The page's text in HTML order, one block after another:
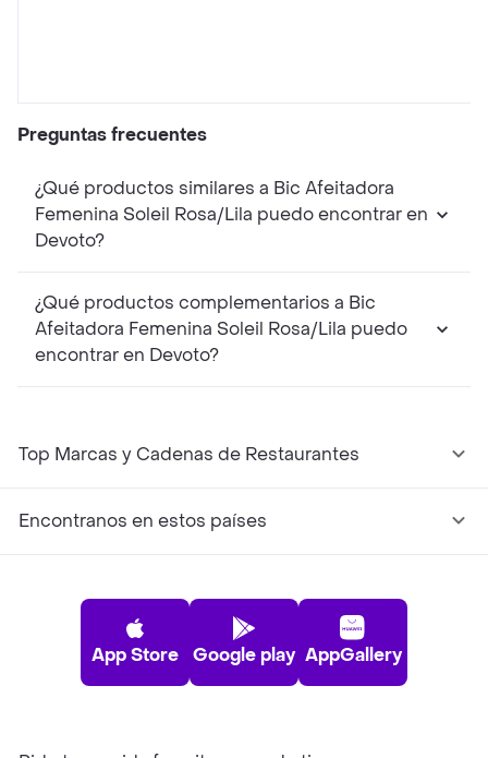
Preguntas frecuentes
¿Qué productos similares a Bic Afeitadora
Femenina Soleil Rosa/Lila puedo encontrar en
Devoto?
¿Qué productos complementarios a Bic
Afeitadora Femenina Soleil Rosa/Lila puedo
encontrar en Devoto?
Top Marcas y Cadenas de Restaurantes
Encontranos en estos países
App Store Google play AppGallery